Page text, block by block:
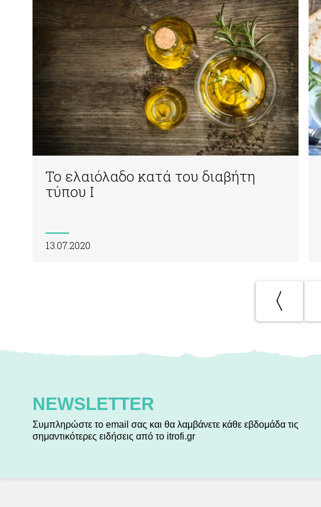
Το ελαιόλαδο κατά του διαβήτη
τύπου Ι
13.07.2020
NEWSLETTER
Συμπληρώστε το email σας και θα λαμβάνετε κάθε εβδομάδα τις
σημαντικότερες ειδήσεις από το itrofi.gr